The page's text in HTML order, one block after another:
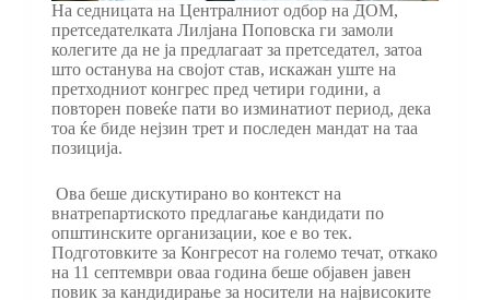
На седницата на Централниот одбор на ДОМ,
претседателката Лилјана Поповска ги замоли
колегите да не ја предлагаат за претседател, затоа
што останува на својот став, искажан уште на
претходниот конгрес пред четири години, а
повторен повеќе пати во изминатиот период, дека
тоа ќе биде нејзин трет и последен мандат на таа
позиција.
Ова беше дискутирано во контекст на
внатрепартиското предлагање кандидати по
општинските организации, кое е во тек.
Подготовките за Конгресот на големо течат, откако
на 11 септември оваа година беше објавен јавен
повик за кандидирање за носители на највисоките